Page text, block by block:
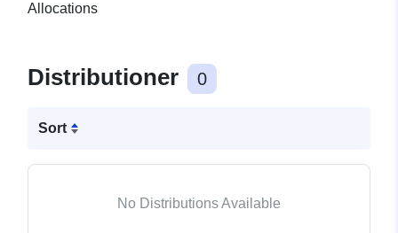
Allocations
Distributioner 0
Sort
No Distributions Available